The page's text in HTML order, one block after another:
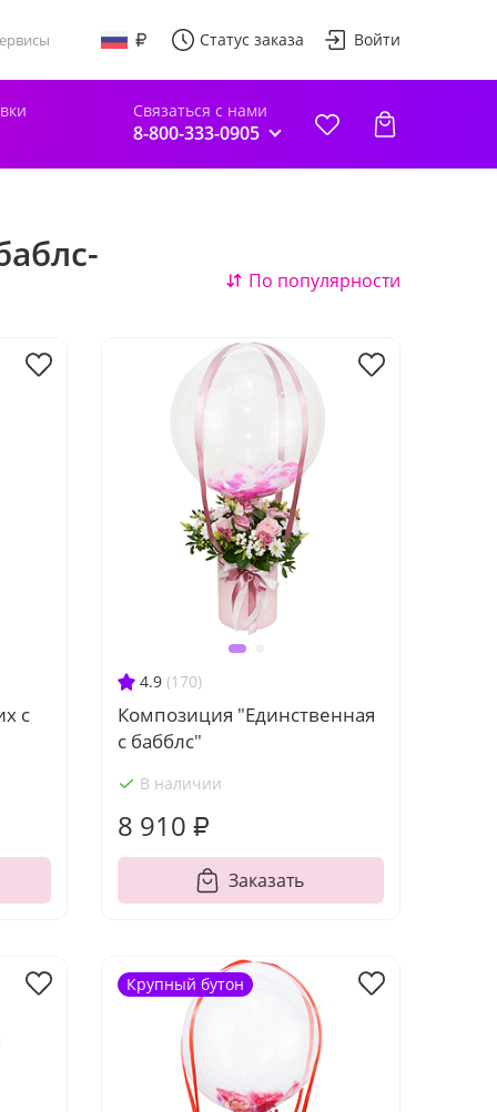
Статус заказа Войти
Связаться с нами
8-800-333-0905
По популярности
с
4.9 (170)
Композиция "Единственная
с бабблс"
В наличии
8 910 ₽
Заказать
Крупный бутон